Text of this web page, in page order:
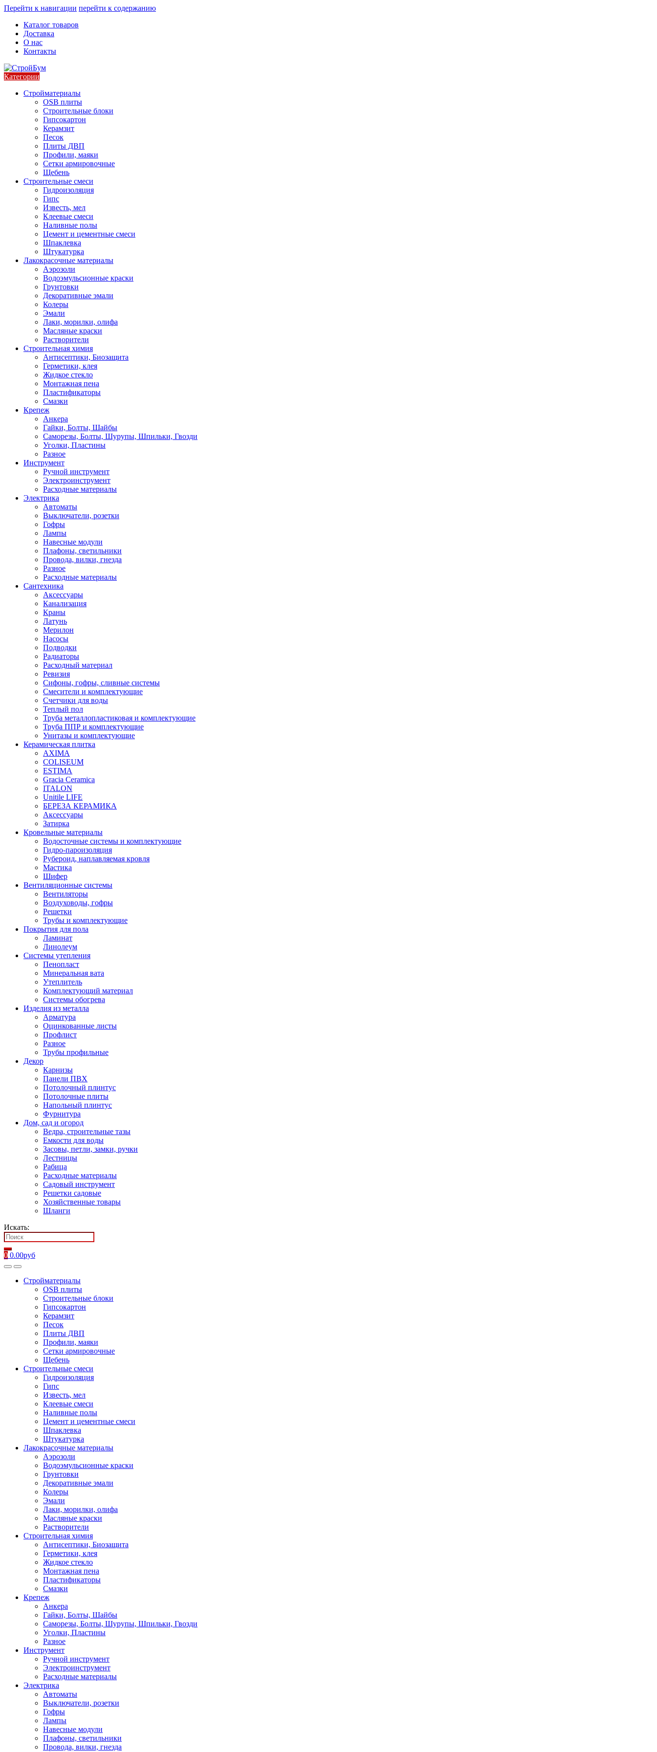
Перейти к навигации перейти к содержанию
Каталог товаров
Доставка
О нас
Контакты
Категории
Стройматериалы
OSB плиты
Строительные блоки
Гипсокартон
Керамзит
Песок
Плиты ДВП
Профили, маяки
Сетки армировочные
Щебень
Строительные смеси
Гидроизоляция
Гипс
Известь, мел
Клеевые смеси
Наливные полы
Цемент и цементные смеси
Шпаклевка
Штукатурка
Лакокрасочные материалы
Аэрозоли
Водоэмульсионные краски
Грунтовки
Декоративные эмали
Колеры
Эмали
Лаки, морилки, олифа
Масляные краски
Растворители
Строительная химия
Антисептики, Биозащита
Герметики, клея
Жидкое стекло
Монтажная пена
Пластификаторы
Смазки
Крепеж
Анкера
Гайки, Болты, Шайбы
Саморезы, Болты, Шурупы, Шпильки, Гвозди
Уголки, Пластины
Разное
Инструмент
Ручной инструмент
Электроинструмент
Расходные материалы
Электрика
Автоматы
Выключатели, розетки
Гофры
Лампы
Навесные модули
Плафоны, светильники
Провода, вилки, гнезда
Разное
Расходные материалы
Сантехника
Аксессуары
Канализация
Краны
Латунь
Мерилон
Насосы
Подводки
Радиаторы
Расходный материал
Ревизия
Сифоны, гофры, сливные системы
Смесители и комплектующие
Счетчики для воды
Теплый пол
Труба металлопластиковая и комплектующие
Труба ППР и комплектующие
Унитазы и комплектующие
Керамическая плитка
AXIMA
COLISEUM
ESTIMA
Gracia Ceramica
ITALON
Unitile LIFE
БЕРЕЗА КЕРАМИКА
Аксессуары
Затирка
Кровельные материалы
Водосточные системы и комплектующие
Гидро-пароизоляция
Рубероид, наплавляемая кровля
Мастика
Шифер
Вентиляционные системы
Вентиляторы
Воздуховоды, гофры
Решетки
Трубы и комплектующие
Покрытия для пола
Ламинат
Линолеум
Системы утепления
Пенопласт
Минеральная вата
Утеплитель
Комплектующий материал
Системы обогрева
Изделия из металла
Арматура
Оцинкованные листы
Профлист
Разное
Трубы профильные
Декор
Карнизы
Панели ПВХ
Потолочный плинтус
Потолочные плиты
Напольный плинтус
Фурнитура
Дом, сад и огород
Ведра, строительные тазы
Емкости для воды
Засовы, петли, замки, ручки
Лестницы
Рабица
Расходные материалы
Садовый инструмент
Решетки садовые
Хозяйственные товары
Шланги
Искать:
0 0.00руб
Стройматериалы
OSB плиты
Строительные блоки
Гипсокартон
Керамзит
Песок
Плиты ДВП
Профили, маяки
Сетки армировочные
Щебень
Строительные смеси
Гидроизоляция
Гипс
Известь, мел
Клеевые смеси
Наливные полы
Цемент и цементные смеси
Шпаклевка
Штукатурка
Лакокрасочные материалы
Аэрозоли
Водоэмульсионные краски
Грунтовки
Декоративные эмали
Колеры
Эмали
Лаки, морилки, олифа
Масляные краски
Растворители
Строительная химия
Антисептики, Биозащита
Герметики, клея
Жидкое стекло
Монтажная пена
Пластификаторы
Смазки
Крепеж
Анкера
Гайки, Болты, Шайбы
Саморезы, Болты, Шурупы, Шпильки, Гвозди
Уголки, Пластины
Разное
Инструмент
Ручной инструмент
Электроинструмент
Расходные материалы
Электрика
Автоматы
Выключатели, розетки
Гофры
Лампы
Навесные модули
Плафоны, светильники
Провода, вилки, гнезда